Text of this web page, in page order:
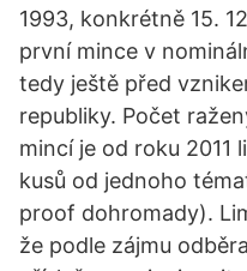
1993, konkrétně 15.
první mince v
tedy ještě před
republiky. Počet
mincí je od roku 2011
kusů od jednoho
proof dohromady).
že podle zájmu